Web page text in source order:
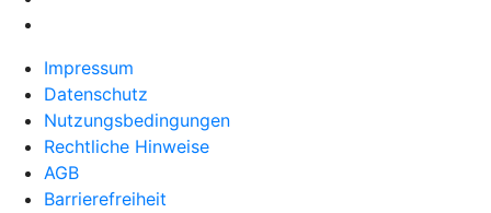
Impressum
Datenschutz
Nutzungsbedingungen
Rechtliche Hinweise
AGB
Barrierefreiheit